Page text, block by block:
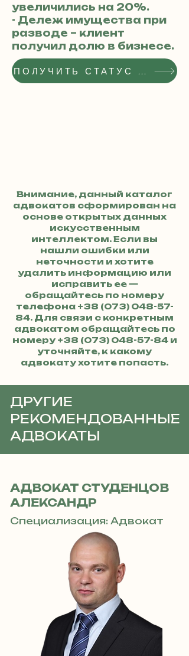
увеличились на 20%.
- Дележ имущества при
разводе – клиент
получил долю в бизнесе.
ПОЛУЧИТЬ СТАТУС РЕКОМЕНДОВАННОГО АДВОКАТА
Внимание, данный каталог
адвокатов сформирован на
основе открытых данных
искусственным
интеллектом. Если вы
нашли ошибки или
неточности и хотите
удалить информацию или
исправить ее —
обращайтесь по номеру
телефона +38 (073) 048-57-
84. Для связи с конкретным
адвокатом обращайтесь по
номеру +38 (073) 048-57-84и
уточняйте, к какому
адвокату хотите попасть.
ДРУГИЕ
РЕКОМЕНДОВАННЫЕ
АДВОКАТЫ
АДВОКАТ СТУДЕНЦОВ
АЛЕКСАНДР
Специализация: Адвокат